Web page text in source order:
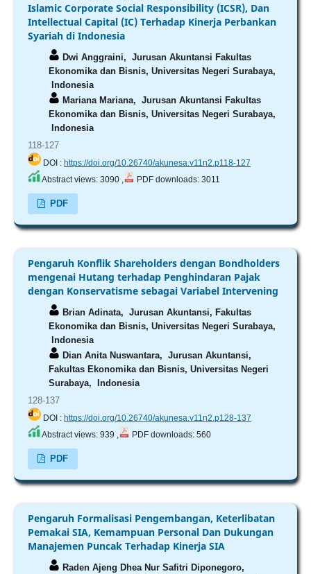
Islamic Corporate Social Responsibility (ICSR), Dan
Intellectual Capital (IC) Terhadap Kinerja Perbankan
Syariah di Indonesia
Dwi Anggraini, Jurusan Akuntansi Fakultas
Ekonomika dan Bisnis, Universitas Negeri Surabaya,
Indonesia
Mariana Mariana, Jurusan Akuntansi Fakultas
Ekonomika dan Bisnis, Universitas Negeri Surabaya,
Indonesia
118-127
DOI : https://doi.org/10.26740/akunesa.v11n2.p118-127
Abstract views: 3090 ,
PDF downloads: 3011
PDF
Pengaruh Konflik Shareholders dengan Bondholders
mengenai Hutang terhadap Penghindaran Pajak
dengan Konservatisme sebagai Variabel Intervening
Brian Adinata, Jurusan Akuntansi, Fakultas
Ekonomika dan Bisnis, Universitas Negeri Surabaya,
Indonesia
Dian Anita Nuswantara, Jurusan Akuntansi,
Fakultas Ekonomika dan Bisnis, Universitas Negeri
Surabaya, Indonesia
128-137
DOI : https://doi.org/10.26740/akunesa.v11n2.p128-137
Abstract views: 939 ,
PDF downloads: 560
PDF
Pengaruh Formalisasi Pengembangan, Keterlibatan
Pemakai SIA, Kemampuan Personal Dan Dukungan
Manajemen Puncak Terhadap Kinerja SIA
Raden Ajeng Dhea Nur Safitri Diponegoro,